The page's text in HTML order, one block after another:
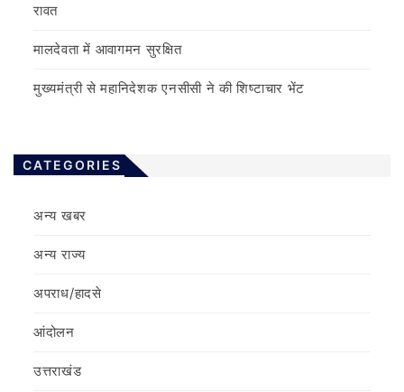
रावत
मालदेवता में आवागमन सुरक्षित
मुख्यमंत्री से महानिदेशक एनसीसी ने की शिष्टाचार भेंट
CATEGORIES
अन्य खबर
अन्य राज्य
अपराध/हादसे
आंदोलन
उत्तराखंड